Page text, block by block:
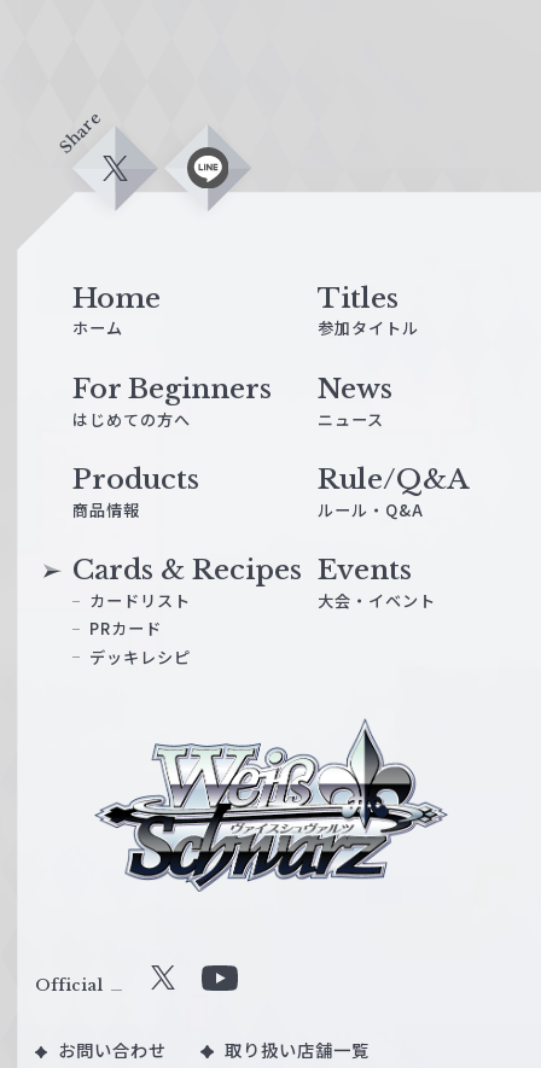
Share
X L
ス
ル
Home
ホーム
Titles
参加タイトル
For Beginners
はじめての方へ
News
ニュース
Products
商品情報
Cards & Recipes
カードリスト
PRカード
デッキレシピ
Events
大会・イベント
Rule/Q&A
ルール・Q&A
Official X
u
お問い合わせ 取り扱い店舗一覧